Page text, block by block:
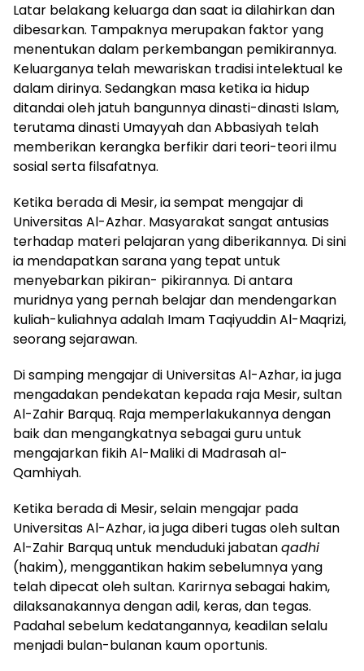
Latar belakang keluarga dan saat ia dilahirkan dan
dibesarkan. Tampaknya merupakan faktor yang
menentukan dalam perkembangan pemikirannya.
Keluarganya telah mewariskan tradisi intelektual ke
dalam dirinya. Sedangkan masa ketika ia hidup
ditandai oleh jatuh bangunnya dinasti-dinasti Islam,
terutama dinasti Umayyah dan Abbasiyah telah
memberikan kerangka berfikir dari teori-teori ilmu
sosial serta filsafatnya.
Ketika berada di Mesir, ia sempat mengajar di
Universitas Al-Azhar. Masyarakat sangat antusias
terhadap materi pelajaran yang diberikannya. Di sini
ia mendapatkan sarana yang tepat untuk
menyebarkan pikiran- pikirannya. Di antara
muridnya yang pernah belajar dan mendengarkan
kuliah-kuliahnya adalah Imam Taqiyuddin Al-Maqrizi,
seorang sejarawan.
Di samping mengajar di Universitas Al-Azhar, ia juga
mengadakan pendekatan kepada raja Mesir, sultan
Al-Zahir Barquq. Raja memperlakukannya dengan
baik dan mengangkatnya sebagai guru untuk
mengajarkan fikih Al-Maliki di Madrasah al-
Qamhiyah.
Ketika berada di Mesir, selain mengajar pada
Universitas Al-Azhar, ia juga diberi tugas oleh sultan
Al-Zahir Barquq untuk menduduki jabatanqadhi
(hakim), menggantikan hakim sebelumnya yang
telah dipecat oleh sultan. Karirnya sebagai hakim,
dilaksanakannya dengan adil, keras, dan tegas.
Padahal sebelum kedatangannya, keadilan selalu
menjadi bulan-bulanan kaum oportunis.